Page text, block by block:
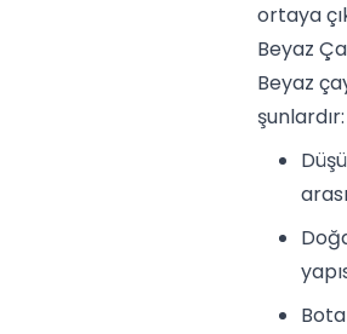
ortaya
Beyaz
Beyaz
şunlardır: